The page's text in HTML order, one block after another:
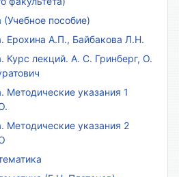
пособие)
Ерохина А.П., Байбакова Л.Н.
Курс лекций. А. С. Гринберг, О.
указания 1
Методические указания 2